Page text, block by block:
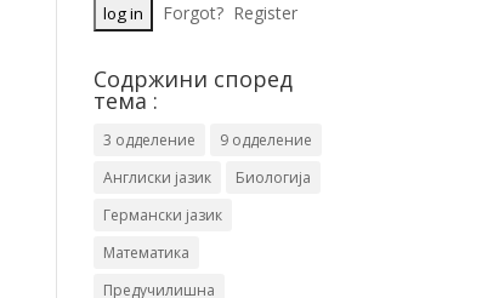
Forgot? Register
Содржини според
тема :
3 одделение
9 одделение
Англиски јазик
Биологија
Германски јазик
Математика
Предучилишна